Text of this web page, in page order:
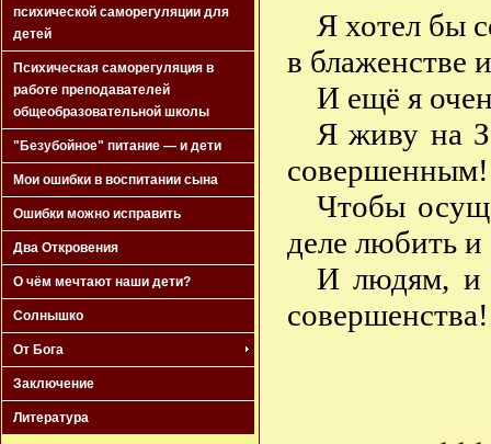
психической саморегуляции для
детей
Психическая саморегуляция в
работе преподавателей
общеобразовательной школы
"Безубойное" питание — и дети
Мои ошибки в воспитании сына
Ошибки можно исправить
Два Откровения
О чём мечтают наши дети?
Солнышко
От Бога
Заключение
Литература
Я хотел бы
в блаженстве
И ещё я
Я живу на
совершенным!
Чтобы
деле любить и
И людям, и
совершенства!